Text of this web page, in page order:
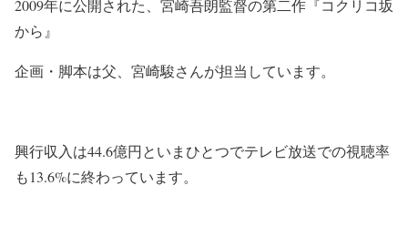
2009年に公開された、宮崎吾朗監督の第二作『コクリコ坂
から』
企画・脚本は父、宮崎駿さんが担当しています。
興行収入は44.6億円といまひとつでテレビ放送での視聴率
も13.6%に終わっています。